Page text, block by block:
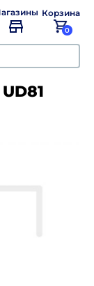
Корзина
0